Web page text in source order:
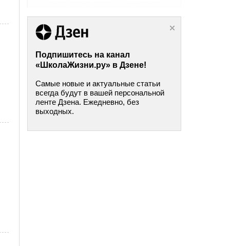
Подпишитесь на канал
«ШколаЖизни.ру» в Дзене!
Самые новые и актуальные статьи
всегда будут в вашей персональной
ленте Дзена. Ежедневно, без
выходных.